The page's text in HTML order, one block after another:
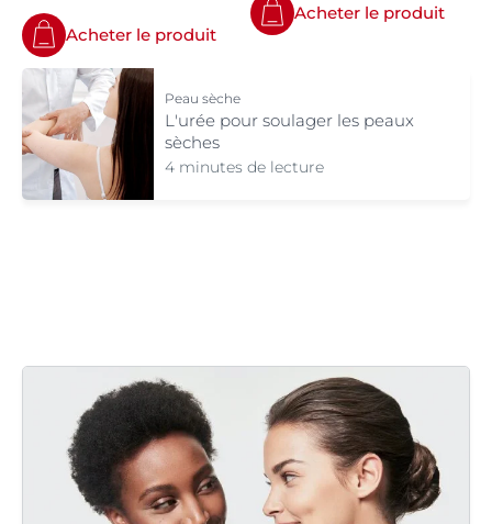
Acheter le produit
Acheter le produit
Peau sèche
L'urée pour soulager les peaux
sèches
4 minutes de lecture